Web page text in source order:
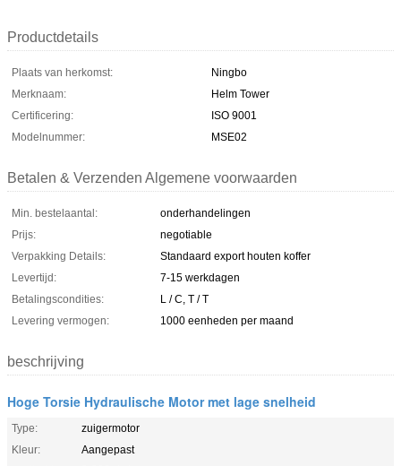
Productdetails
Plaats van herkomst:
Ningbo
Merknaam:
Helm Tower
Certificering:
ISO 9001
Modelnummer:
MSE02
Betalen & Verzenden Algemene voorwaarden
Min. bestelaantal:
onderhandelingen
Prijs:
negotiable
Verpakking Details:
Standaard export houten koffer
Levertijd:
7-15 werkdagen
Betalingscondities:
L / C, T / T
Levering vermogen:
1000 eenheden per maand
beschrijving
Hoge Torsie Hydraulische Motor met lage snelheid
Type:
zuigermotor
Kleur:
Aangepast